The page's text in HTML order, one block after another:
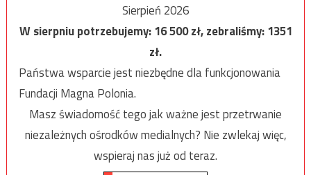
Sierpień 2026
W sierpniu potrzebujemy:16 500zł, zebraliśmy:1351
zł.
Państwa wsparcie jest niezbędne dla funkcjonowania
Fundacji Magna Polonia.
Masz świadomość tego jak ważne jest przetrwanie
niezależnych ośrodków medialnych? Nie zwlekaj więc,
wspieraj nas już od teraz.